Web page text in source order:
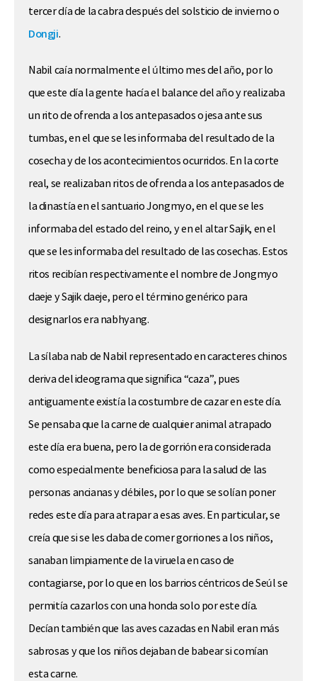
tercer día de la cabra después del solsticio de invierno o
Dongji.
Nabil caía normalmente el último mes del año, por lo
que este día la gente hacía el balance del año y realizaba
un rito de ofrenda a los antepasados o jesa ante sus
tumbas, en el que se les informaba del resultado de la
cosecha y de los acontecimientos ocurridos. En la corte
real, se realizaban ritos de ofrenda a los antepasados de
la dinastía en el santuario Jongmyo, en el que se les
informaba del estado del reino, y en el altar Sajik, en el
que se les informaba del resultado de las cosechas. Estos
ritos recibían respectivamente el nombre de Jongmyo
daeje y Sajik daeje, pero el término genérico para
designarlos era nabhyang.
La sílaba nab de Nabil representado en caracteres chinos
deriva del ideograma que significa “caza”, pues
antiguamente existía la costumbre de cazar en este día.
Se pensaba que la carne de cualquier animal atrapado
este día era buena, pero la de gorrión era considerada
como especialmente beneficiosa para la salud de las
personas ancianas y débiles, por lo que se solían poner
redes este día para atrapar a esas aves. En particular, se
creía que si se les daba de comer gorriones a los niños,
sanaban limpiamente de la viruela en caso de
contagiarse, por lo que en los barrios céntricos de Seúl se
permitía cazarlos con una honda solo por este día.
Decían también que las aves cazadas en Nabil eran más
sabrosas y que los niños dejaban de babear si comían
esta carne.